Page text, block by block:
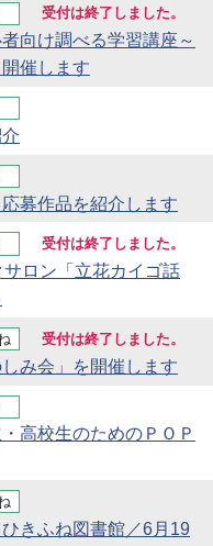
受付は終了しました。
向け調べる学習講座～
催します
募作品を紹介します
受付は終了しました。
サロン「立花カイゴ話
受付は終了しました。
み会」を開催します
高校生のためのＰＯＰ
きふね図書館／6月19